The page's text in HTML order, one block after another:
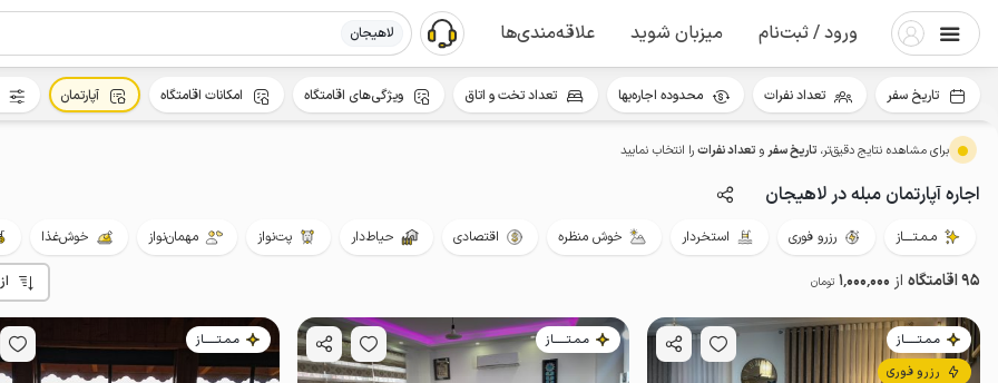
ورود / ثبت‌نام میزبان شوید علاقه‌مندی‌ها لاهیجان
برای مشاهده نتایج دقیق‌تر، تاریخ سفرو تعداد نفراترا انتخاب نمایید
اجاره آپارتمان مبله در لاهیجان
مـمـتــــاز رزرو فوری استخردار خوش منظره اقتصادی حیاط‌دار پت‌نواز مهمان‌نواز خوش‌غذا
95 اقامتگاه از 1٬000٬000 تومان
مـمـتــــــاز
رزرو فوری
مـمـتــــــاز مـمـتــــــاز
تاریخ سفر تعداد نفرات محدوده اجاره‌بها تعداد تخت و اتاق ویژگی‌های اقامتگاه امکانات اقامتگاه آپارتمان